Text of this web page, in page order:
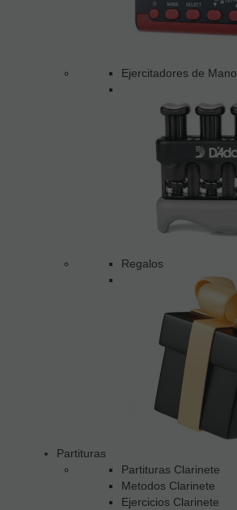
Ejercitadores de Mano
Regalos
Partituras
Partituras Clarinete
Metodos Clarinete
Ejercicios Clarinete